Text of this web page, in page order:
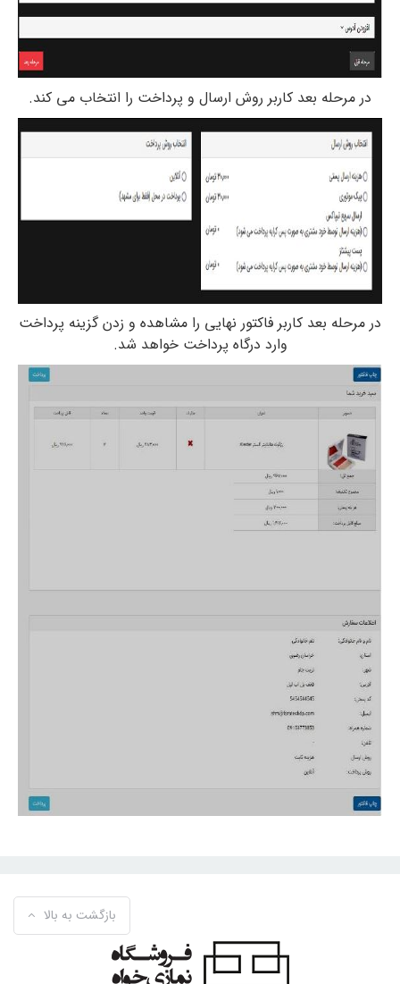
در مرحله بعد کاربر روش ارسال و پرداخت را انتخاب می کند.
در مرحله بعد کاربر فاکتور نهایی را مشاهده و زدن گزینه پرداخت
وارد درگاه پرداخت خواهد شد.
بازگشت به بالا